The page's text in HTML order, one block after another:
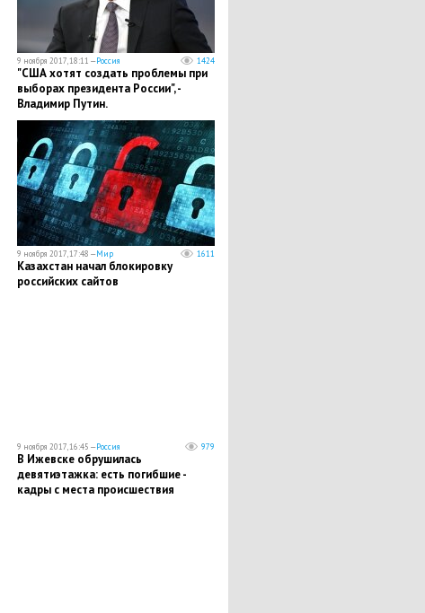
9 ноября 2017, 18:11 —Россия 1424
"США хотят создать проблемы при
выборах президента России", -
Владимир Путин.
9 ноября 2017, 17:48 —Мир 1611
Казахстан начал блокировку
российских сайтов
9 ноября 2017, 16:45 —Россия 979
В Ижевске обрушилась
девятиэтажка: есть погибшие -
кадры с места происшествия